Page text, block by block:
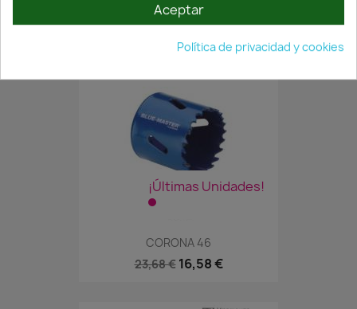
¡Últimas Unidades!
CORONA 46
23,68 € 16,58 €
Aceptar
Política de privacidad y cookies